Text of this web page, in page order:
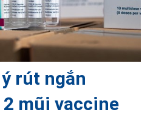
rút ngắn
mũi vaccine